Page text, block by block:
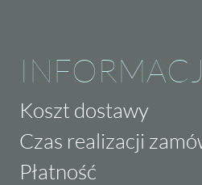
Koszt dostawy
Czas realizacji
Płatność